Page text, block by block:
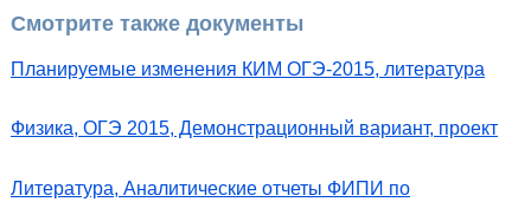
Смотрите также документы
Планируемые изменения КИМ ОГЭ-2015, литература
Физика, ОГЭ 2015, Демонстрационный вариант, проект
Литература, Аналитические отчеты ФИПИ по